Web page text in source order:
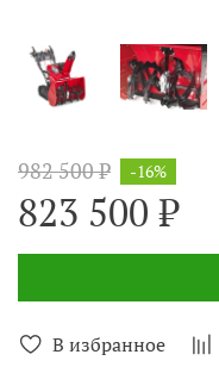
В избранное
982 500 ₽
823 500 ₽
-16%